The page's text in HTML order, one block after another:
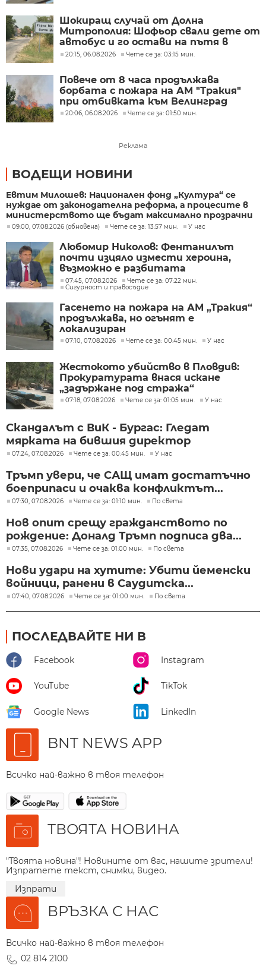
Шокиращ случай от Долна
Митрополия: Шофьор свали дете от
автобус и го остави на пътя в
жегата
20:15, 06.08.2026 Чете се за: 03:15 мин.
Повече от 8 часа продължава
борбата с пожара на АМ "Тракия"
при отбивката към Велинград
20:06, 06.08.2026 Чете се за: 01:50 мин.
Реклама
ВОДЕЩИ НОВИНИ
Евтим Милошев: Национален фонд „Култура“ се
нуждае от законодателна реформа, а процесите в
министерството ще бъдат максимално прозрачни
09:00, 07.08.2026 (обновена) Чете се за: 13:57 мин. У нас
Любомир Николов: Фентанилът
почти изцяло измести хероина,
възможно е разбитата
лаборатория да е единствената у
нас
07:45, 07.08.2026
Чете се за: 07:22 мин.
Сигурност и правосъдие
Гасенето на пожара на АМ „Тракия“
продължава, но огънят е
локализиран
07:10, 07.08.2026 Чете се за: 00:45 мин. У нас
Жестокото убийство в Пловдив:
Прокуратурата внася искане
„задържане под стража“
07:18, 07.08.2026 Чете се за: 01:05 мин. У нас
Скандалът с ВиК - Бургас: Гледат
мярката на бившия директор
07:24, 07.08.2026 Чете се за: 00:45 мин. У нас
Тръмп увери, че САЩ имат достатъчно
боеприпаси и очаква конфликтът...
07:30, 07.08.2026 Чете се за: 01:10 мин. По света
Нов опит срещу гражданството по
рождение: Доналд Тръмп подписа два...
07:35, 07.08.2026 Чете се за: 01:00 мин. По света
Нови удари на хутите: Убити йеменски
войници, ранени в Саудитска...
07:40, 07.08.2026 Чете се за: 01:00 мин. По света
ПОСЛЕДВАЙТЕ НИ В
Facebook Instagram
YouTube TikTok
Google News LinkedIn
BNT NEWS APP
Всичко най-важно в твоя телефон
ТВОЯТА НОВИНА
"Твоята новина"! Новините от вас, нашите зрители!
Изпратете текст, снимки, видео.
Изпрати
ВРЪЗКА С НАС
Всичко най-важно в твоя телефон
02 814 2100